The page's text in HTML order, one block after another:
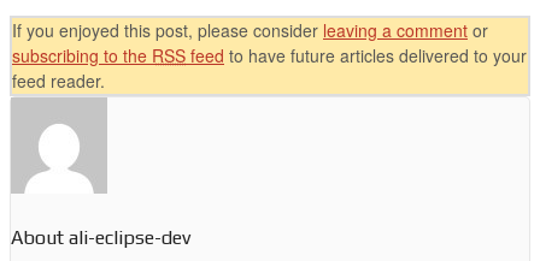
If you enjoyed this post, please consider leaving a comment or
subscribing to the RSS feed to have future articles delivered to your
feed reader.
About ali-eclipse-dev